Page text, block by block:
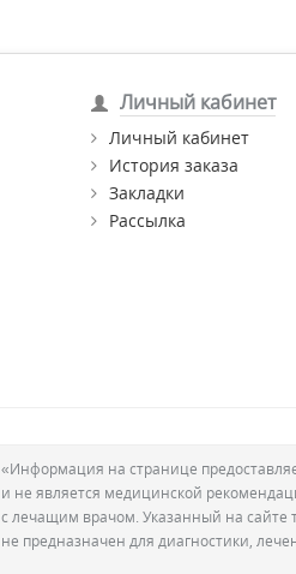
Личный кабинет
Личный кабинет
История заказа
Закладки
Рассылка
«Информация на странице
и не является медицинской
с лечащим врачом. Указанный на сайте
не предназначен для диагностики,